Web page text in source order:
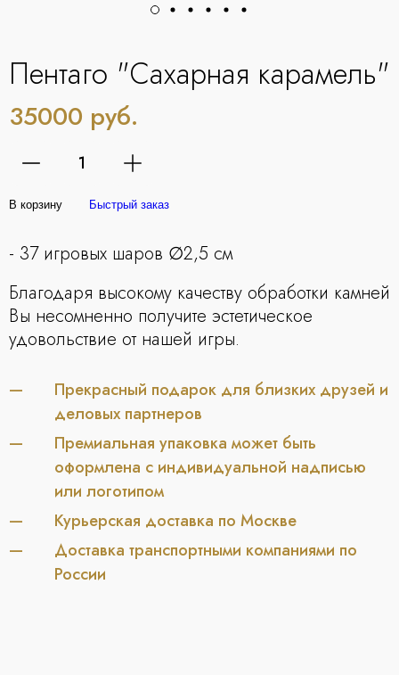
Пентаго "Сахарная карамель"
35000 руб.
В корзину Быстрый заказ
- 37 игровых шаров ∅2,5 см
Благодаря высокому качеству обработки камней
Вы несомненно получите эстетическое
удовольствие от нашей игры.
Прекрасный подарок для близких друзей и
деловых партнеров
Премиальная упаковка может быть
оформлена с индивидуальной надписью
или логотипом
Курьерская доставка по Москве
Доставка транспортными компаниями по
России